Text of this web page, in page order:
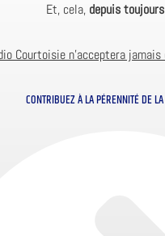
Et, cela, depuis
Courtoisie n’acceptera
CONTRIBUEZ À LA PÉRENNITÉ DE